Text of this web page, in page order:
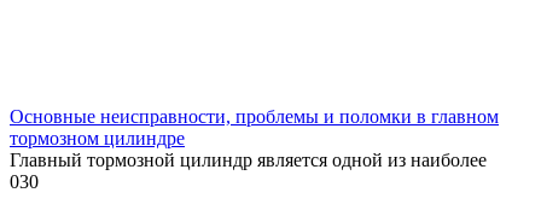
Основные неисправности, проблемы и поломки в главном
тормозном цилиндре
Главный тормозной цилиндр является одной из наиболее
030